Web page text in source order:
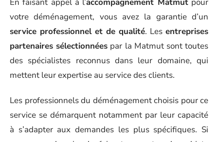
votre déménagement, vous avez la garantie d’un
service professionnel et de qualité. Les entreprises
partenaires sélectionnées par la Matmut sont toutes
des spécialistes reconnus dans leur domaine, qui
mettent leur expertise au service des clients.
Les professionnels du déménagement choisis pour ce
service se démarquent notamment par leur capacité
à s’adapter aux demandes les plus spécifiques. Si